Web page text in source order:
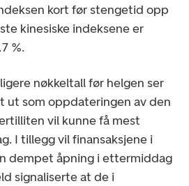
kort før stengetid opp
kinesiske indeksene er
%.
nøkkeltall før helgen ser
ut som oppdateringen av den
vil kunne få mest
I tillegg vil finansaksjene i
dempet åpning i ettermiddag
signaliserte at de i